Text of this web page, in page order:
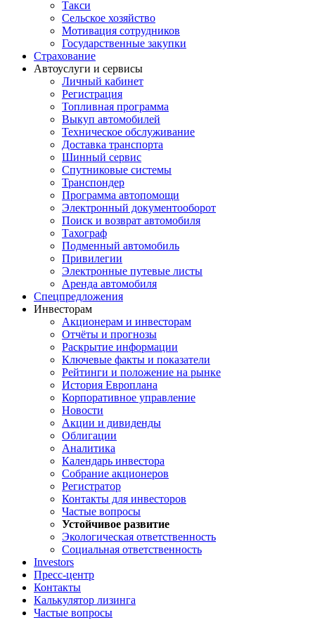
Такси
Сельское хозяйство
Мотивация сотрудников
Государственные закупки
Страхование
Автоуслуги и сервисы
Личный кабинет
Регистрация
Топливная программа
Выкуп автомобилей
Техническое обслуживание
Доставка транспорта
Шинный сервис
Спутниковые системы
Транспондер
Программа автопомощи
Электронный документооборот
Поиск и возврат автомобиля
Тахограф
Подменный автомобиль
Привилегии
Электронные путевые листы
Аренда автомобиля
Спецпредложения
Инвесторам
Акционерам и инвесторам
Отчёты и прогнозы
Раскрытие информации
Ключевые факты и показатели
Рейтинги и положение на рынке
История Европлана
Корпоративное управление
Новости
Акции и дивиденды
Облигации
Аналитика
Календарь инвестора
Собрание акционеров
Регистратор
Контакты для инвесторов
Частые вопросы
Устойчивое развитие
Экологическая ответственность
Социальная ответственность
Investors
Пресс-центр
Контакты
Калькулятор лизинга
Частые вопросы